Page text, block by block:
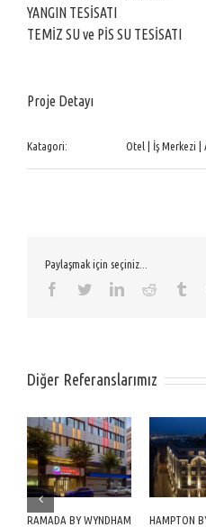
YANGIN TESİSATI
TEMİZ SU ve PİS SU TESİSATI
Proje Detayı
Katagori: Otel | İş Merkezi |
Paylaşmak için seçiniz...
Facebook
TwitterLinkedinReddit
Diğer Referanslarımız
RAMADA BY WYNDHAM
HAMPTON